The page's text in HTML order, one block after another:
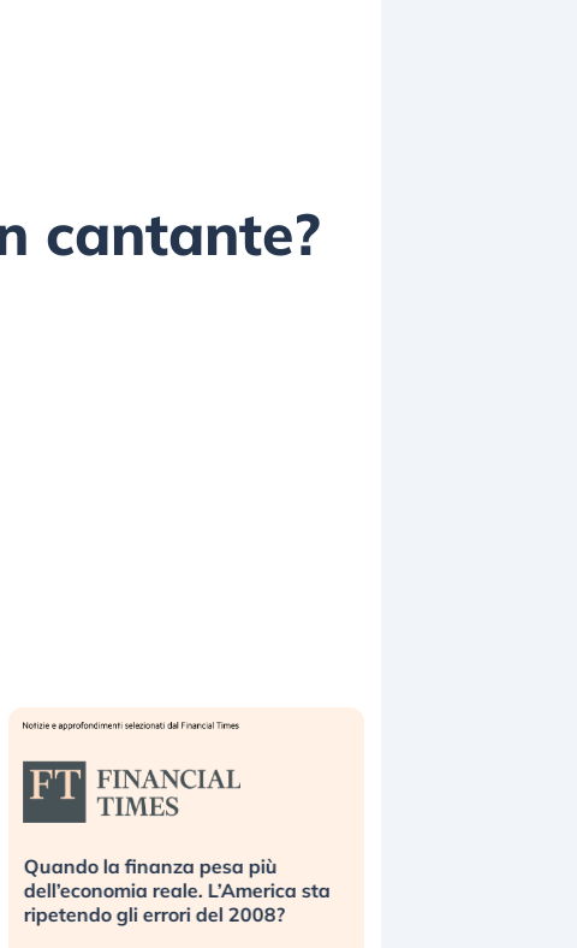
cantante?
Quando la finanza pesa più
dell’economia reale. L’America sta
ripetendo gli errori del 2008?